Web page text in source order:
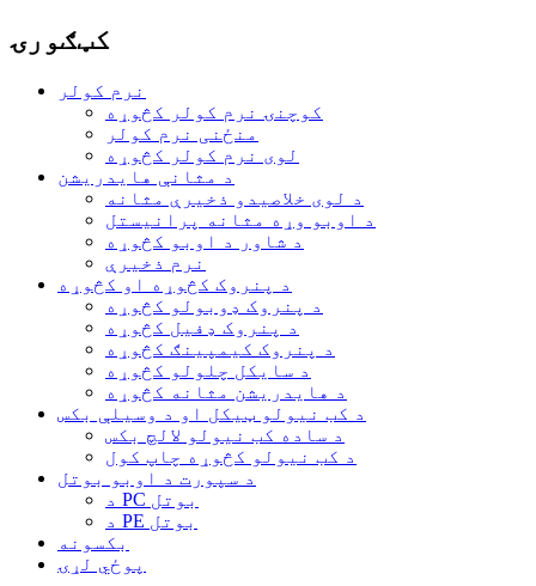
کټګورۍ
نرم کولر
کوچنۍ نرم کولر کڅوړه
منځنی نرم کولر
لوی نرم کولر کڅوړه
د مثانې هایدریشن
د لوی خلاصیدو ذخیرې مثانه
د اوبو وړه مثانه پرانیستل
د شاور د اوبو کڅوړه
نرم ذخیرې
د پنروک کڅوړه او کڅوړه
د پنروک ډوبولو کڅوړه
د پنروک ډفیل کڅوړه
د پنروک کیمپینګ کڅوړه
د سایکل چلولو کڅوړه
د هایدریشن مثانه کڅوړه
د کب نیولو ټیکل او د وسیلې بکس
د ساده کب نیولو لالچ بکس
د کب نیولو کڅوړه چاپ کول
د سپورت د اوبو بوتل
د PC بوتل
د PE بوتل
بکسونه
پوځي لړۍ